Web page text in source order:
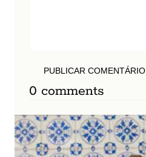
PUBLICAR COMENTÁRIO
0 comments